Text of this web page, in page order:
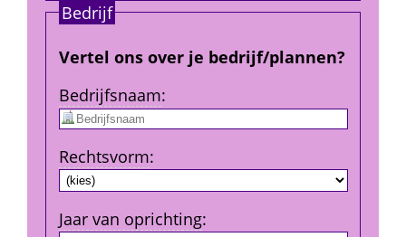
Bedrijf
Vertel ons over je bedrijf/plannen?
Bedrijfs­naam:
Rechtsvorm:
Jaar van oprichting: